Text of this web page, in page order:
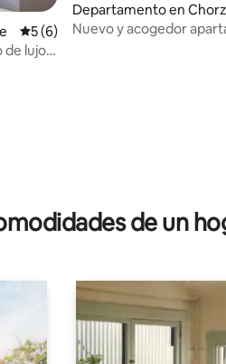
Calificación promedio: 5 de 5. 6
5 (6)
de lujo,
Departamento en
Nuevo y acogedor
de un